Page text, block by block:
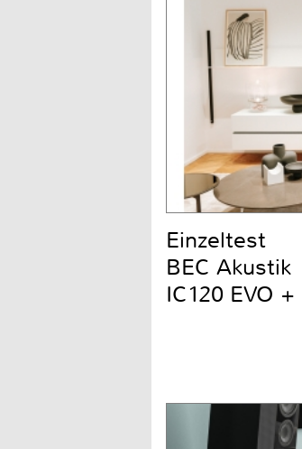
Einzeltest
BEC Akustik
IC120 EVO